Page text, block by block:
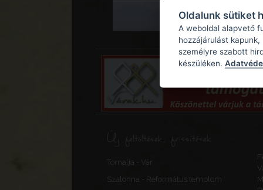
Új feltöltések, frissítések
Tornalja - Vár
Szalonna - Református templom
Oldalunk sütiket
A weboldal alapvető
hozzájárulást
személyre szabott
készüléken.